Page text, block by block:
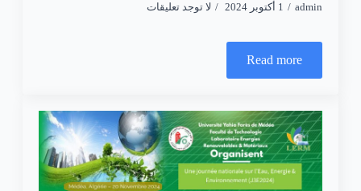
admin 1 أكتوبر 2024 لا توجد تعليقات
Read more